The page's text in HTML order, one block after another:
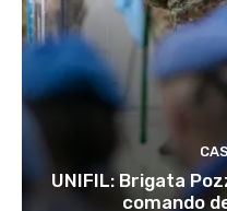
UNIFIL: Brigata
comando